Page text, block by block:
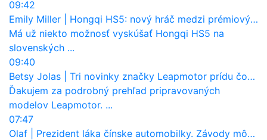
09:42
Emily Miller
Hongqi HS5: nový hráč medzi prémiovými SUV na Slovensku
Má už niekto možnosť vyskúšať Hongqi HS5 na
slovenských ...
09:40
Betsy Jolas
Tri novinky značky Leapmotor prídu čoskoro aj na Slovensko
Ďakujem za podrobný prehľad pripravovaných
modelov Leapmotor. ...
07:47
Olaf
Prezident láka čínske automobilky. Závody môžu prevziať po európskej značke